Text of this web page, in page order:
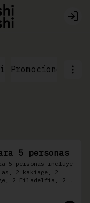
Promociones
5 personas
5 personas incluye
2 kakiage, 2
2 Filadelfia, 2